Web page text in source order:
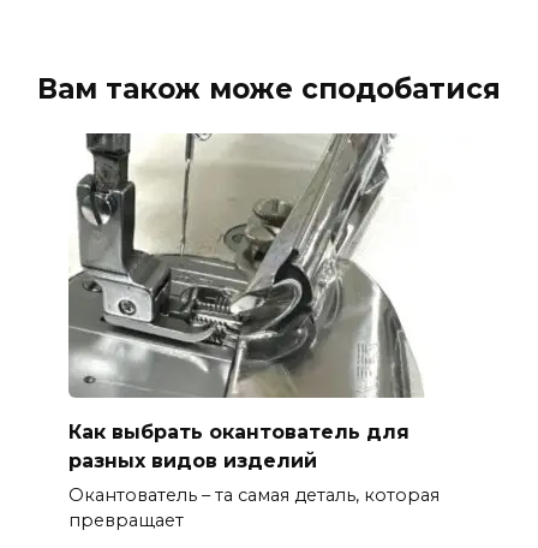
Вам також може сподобатися
Как выбрать окантователь для
разных видов изделий
Окантователь – та самая деталь, которая
превращает